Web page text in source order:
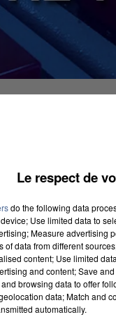
end de chassé-
pour
dès
vous
aires
de
réchauffement
Le respect de
do the following data
Use limited data to
Measure advertising
of data from different
content; Use limited
and content; Save
browsing data to offer
data; Match and
automatically.